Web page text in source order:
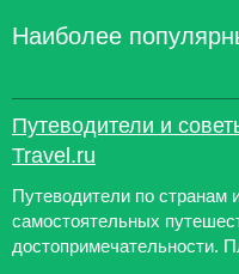
Наиболее
Путеводители и
Travel.ru
Путеводители по странам
самостоятельных
достопримечательности.